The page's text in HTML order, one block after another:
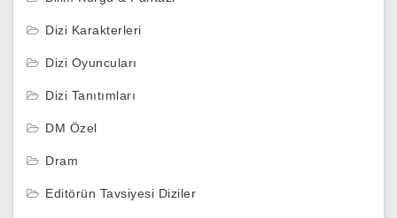
Dizi Karakterleri
Dizi Oyuncuları
Dizi Tanıtımları
DM Özel
Dram
Editörün Tavsiyesi Diziler